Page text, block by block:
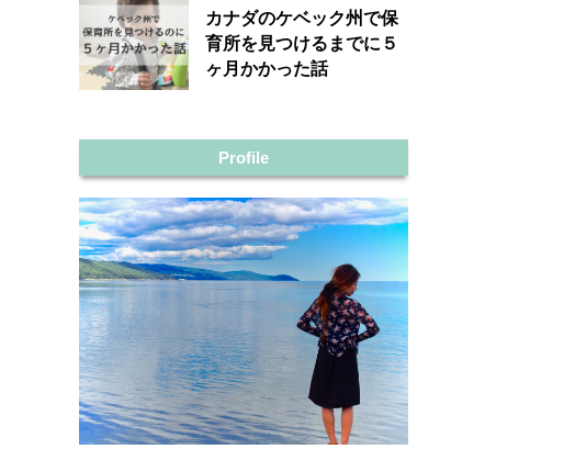
カナダのケベック州で保
育所を見つけるまでに５
ヶ月かかった話
Profile